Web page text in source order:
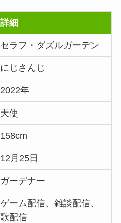
詳細
セラフ・ダズルガーデン
にじさんじ
2022年
天使
158cm
12月25日
ガーデナー
ゲーム配信、雑談配信、
歌配信